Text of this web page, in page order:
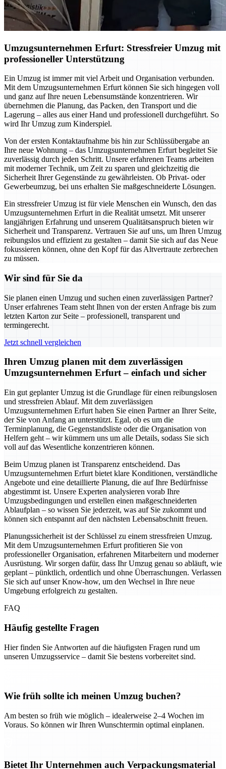
Umzugsunternehmen Erfurt: Stressfreier Umzug mit
professioneller Unterstützung
Ein Umzug ist immer mit viel Arbeit und Organisation verbunden.
Mit dem Umzugsunternehmen Erfurt können Sie sich hingegen voll
und ganz auf Ihre neuen Lebensumstände konzentrieren. Wir
übernehmen die Planung, das Packen, den Transport und die
Lagerung – alles aus einer Hand und professionell durchgeführt. So
wird Ihr Umzug zum Kinderspiel.
Von der ersten Kontaktaufnahme bis hin zur Schlüssübergabe an
Ihre neue Wohnung – das Umzugsunternehmen Erfurt begleitet Sie
zuverlässig durch jeden Schritt. Unsere erfahrenen Teams arbeiten
mit moderner Technik, um Zeit zu sparen und gleichzeitig die
Sicherheit Ihrer Gegenstände zu gewährleisten. Ob Privat- oder
Gewerbeumzug, bei uns erhalten Sie maßgeschneiderte Lösungen.
Ein stressfreier Umzug ist für viele Menschen ein Wunsch, den das
Umzugsunternehmen Erfurt in die Realität umsetzt. Mit unserer
langjährigen Erfahrung und unserem Qualitätsanspruch bieten wir
Sicherheit und Transparenz. Vertrauen Sie auf uns, um Ihren Umzug
reibungslos und effizient zu gestalten – damit Sie sich auf das Neue
fokussieren können, ohne den Kopf für das Altvertraute zerbrechen
zu müssen.
Wir sind für Sie da
Sie planen einen Umzug und suchen einen zuverlässigen Partner?
Unser erfahrenes Team steht Ihnen von der ersten Anfrage bis zum
letzten Karton zur Seite – professionell, transparent und
termingerecht.
Jetzt schnell vergleichen
Ihren Umzug planen mit dem zuverlässigen
Umzugsunternehmen Erfurt – einfach und sicher
Ein gut geplanter Umzug ist die Grundlage für einen reibungslosen
und stressfreien Ablauf. Mit dem zuverlässigen
Umzugsunternehmen Erfurt haben Sie einen Partner an Ihrer Seite,
der Sie von Anfang an unterstützt. Egal, ob es um die
Terminplanung, die Gegenstandsliste oder die Organisation von
Helfern geht – wir kümmern uns um alle Details, sodass Sie sich
voll auf das Wesentliche konzentrieren können.
Beim Umzug planen ist Transparenz entscheidend. Das
Umzugsunternehmen Erfurt bietet klare Konditionen, verständliche
Angebote und eine detaillierte Planung, die auf Ihre Bedürfnisse
abgestimmt ist. Unsere Experten analysieren vorab Ihre
Umzugsbedingungen und erstellen einen maßgeschneiderten
Ablaufplan – so wissen Sie jederzeit, was auf Sie zukommt und
können sich entspannt auf den nächsten Lebensabschnitt freuen.
Planungssicherheit ist der Schlüssel zu einem stressfreien Umzug.
Mit dem Umzugsunternehmen Erfurt profitieren Sie von
professioneller Organisation, erfahrenen Mitarbeitern und moderner
Ausrüstung. Wir sorgen dafür, dass Ihr Umzug genau so abläuft, wie
geplant – pünktlich, ordentlich und ohne Überraschungen. Verlassen
Sie sich auf unser Know-how, um den Wechsel in Ihre neue
Umgebung erfolgreich zu gestalten.
FAQ
Häufig gestellte Fragen
Hier finden Sie Antworten auf die häufigsten Fragen rund um
unseren Umzugsservice – damit Sie bestens vorbereitet sind.
Wie früh sollte ich meinen Umzug buchen?
Am besten so früh wie möglich – idealerweise 2–4 Wochen im
Voraus. So können wir Ihren Wunschtermin optimal einplanen.
Bietet Ihr Unternehmen auch Verpackungsmaterial